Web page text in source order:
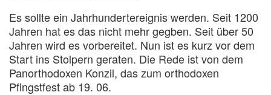
Es sollte ein Jahrhundertereignis werden. Seit 1200
Jahren hat es das nicht mehr gegben. Seit über 50
Jahren wird es vorbereitet. Nun ist es kurz vor dem
Start ins Stolpern geraten. Die Rede ist von dem
Panorthodoxen Konzil, das zum orthodoxen
Pfingstfest ab 19. 06.